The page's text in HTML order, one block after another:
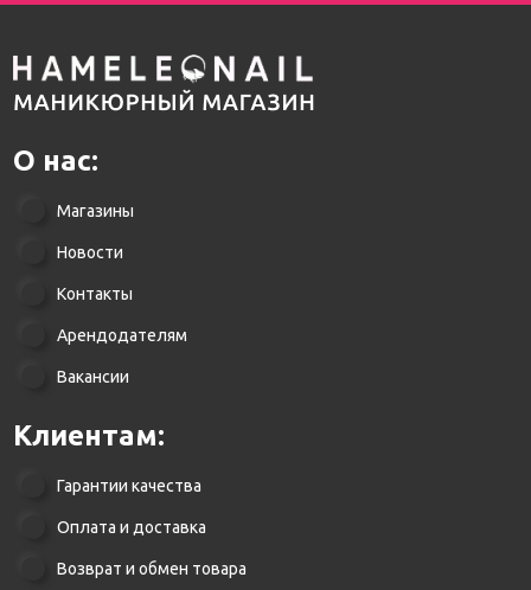
О нас:
Магазины
Новости
Контакты
Арендодателям
Вакансии
Клиентам:
Гарантии качества
Оплата и доставка
Возврат и обмен товара